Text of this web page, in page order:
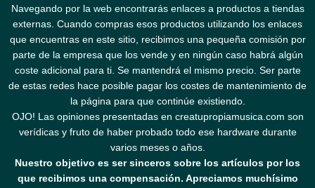
Navegando por la web encontrarás enlaces a productos a tiendas
externas. Cuando compras esos productos utilizando los enlaces
que encuentras en este sitio, recibimos una pequeña comisión por
parte de la empresa que los vende y en ningún caso habrá algún
coste adicional para ti. Se mantendrá el mismo precio. Ser parte
de estas redes hace posible pagar los costes de mantenimiento de
la página para que continúe existiendo.
OJO! Las opiniones presentadas en creatupropiamusica.com son
verídicas y fruto de haber probado todo ese hardware durante
varios meses o años.
Nuestro objetivo es ser sinceros sobre los artículos por los
que recibimos una compensación. Apreciamos muchísimo